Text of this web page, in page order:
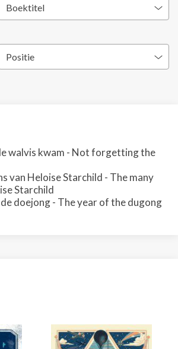
Boektitel
Positie
walvis kwam - Not forgetting the
van Heloise Starchild - The many
Starchild
doejong - The year of the dugong